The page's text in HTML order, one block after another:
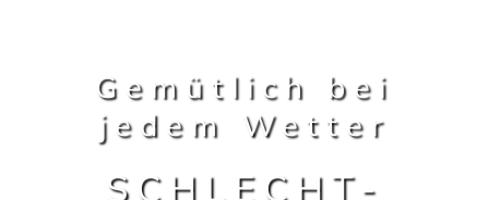
Gemütlich bei
jedem Wetter
SCHLECHT-